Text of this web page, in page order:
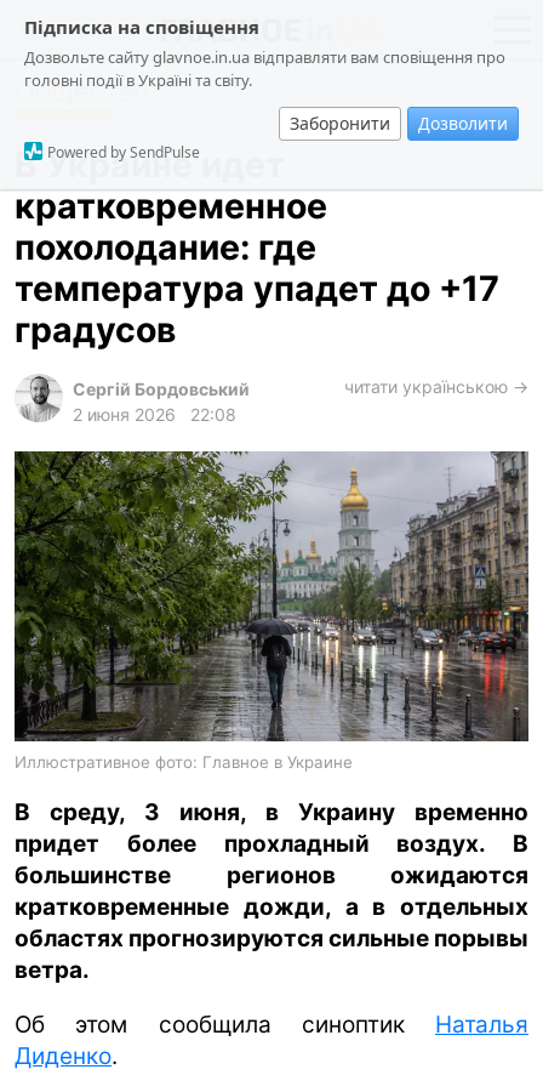
Підписка на сповіщення
Дозвольте сайту glavnoe.in.ua відправляти вам сповіщення про
головні події в Україні та світу.
Заборонити Дозволити
Powered by SendPulse
новости
о проекте
общество
происшествия
криминал
техно
лонгриды
архив
gambling
ua ru en
Общество
В Украине идет
кратковременное
похолодание: где
температура упадет до +17
градусов
Сергій Бордовський
2 июня 2026
22:08
читати українською →
Иллюстративное фото: Главное в Украине
В среду, 3 июня, в Украину временно
придет более прохладный воздух. В
большинстве регионов ожидаются
кратковременные дожди, а в отдельных
областях прогнозируются сильные порывы
ветра.
Об этом сообщила синоптик Наталья
Диденко.